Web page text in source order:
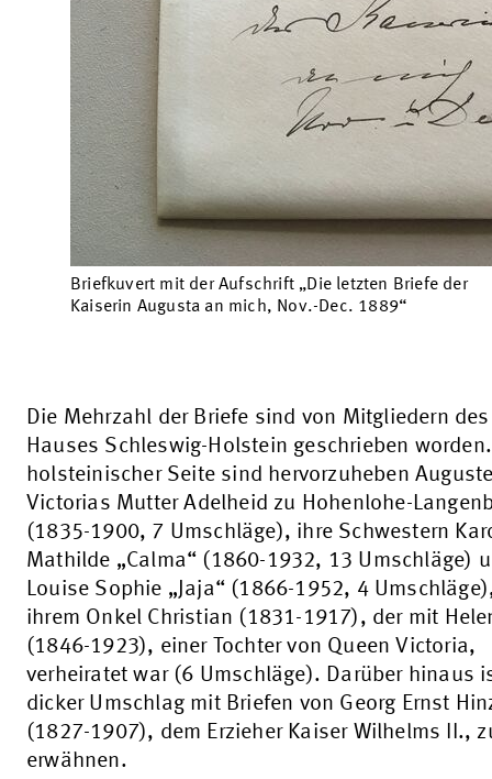
Briefkuvert mit der Aufschrift „Die letzten Briefe der
Kaiserin Augusta an mich, Nov.-Dec. 1889“
Die Mehrzahl der Briefe sind von Mitgliedern des
Hauses Schleswig-Holstein geschrieben
holsteinischer Seite sind hervorzuheben
Victorias Mutter Adelheid zu Hohenlohe-
(1835-1900, 7 Umschläge), ihre Schwestern
Mathilde „Calma“ (1860-1932, 13 Umschläge)
Louise Sophie „Jaja“ (1866-1952, 4
ihrem Onkel Christian (1831-1917), der mit
(1846-1923), einer Tochter von Queen Victoria,
verheiratet war (6 Umschläge). Darüber hinaus
dicker Umschlag mit Briefen von Georg Ernst
(1827-1907), dem Erzieher Kaiser Wilhelms II.,
erwähnen.